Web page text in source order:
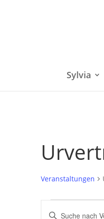
Sylvia
Veranstaltungen
Bitte